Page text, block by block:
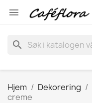

search
Hjem Dekorering
creme